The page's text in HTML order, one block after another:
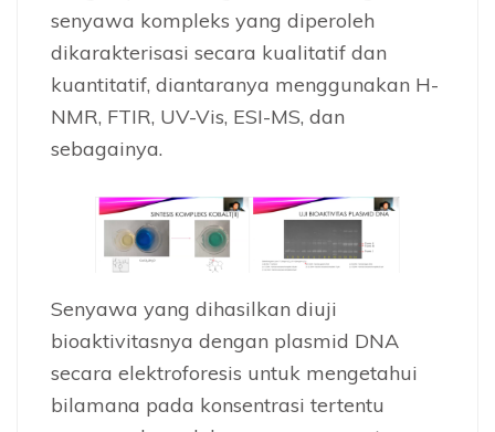
senyawa kompleks yang diperoleh
dikarakterisasi secara kualitatif dan
kuantitatif, diantaranya menggunakan H-
NMR, FTIR, UV-Vis, ESI-MS, dan
sebagainya.
Senyawa yang dihasilkan diuji
bioaktivitasnya dengan plasmid DNA
secara elektroforesis untuk mengetahui
bilamana pada konsentrasi tertentu